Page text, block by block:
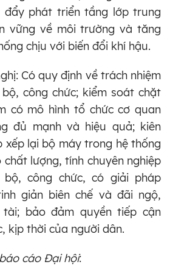
đẩy phát triển tầng lớp trung
vững về môi trường và tăng
chịu với biến đổi khí hậu.
Có quy định về trách nhiệm
công chức; kiểm soát chặt
có mô hình tổ chức cơ quan
đủ mạnh và hiệu quả; kiên
xếp lại bộ máy trong hệ thống
lượng, tính chuyên nghiệp
công chức, có giải pháp
giản biên chế và đãi ngộ,
bảo đảm quyền tiếp cận
kịp thời của người dân.
cáo Đại hội: